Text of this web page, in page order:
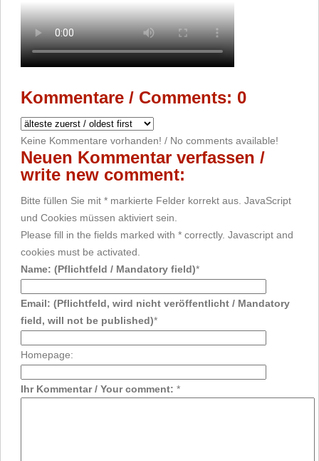
Kommentare / Comments: 0
Keine Kommentare vorhanden! / No comments available!
Neuen Kommentar verfassen /
write new comment:
Bitte füllen Sie mit * markierte Felder korrekt aus. JavaScript
und Cookies müssen aktiviert sein.
Please fill in the fields marked with * correctly. Javascript and
cookies must be activated.
Name: (Pflichtfeld / Mandatory field)*
Email: (Pflichtfeld, wird nicht veröffentlicht / Mandatory
field, will not be published)*
Homepage:
Ihr Kommentar / Your comment: *